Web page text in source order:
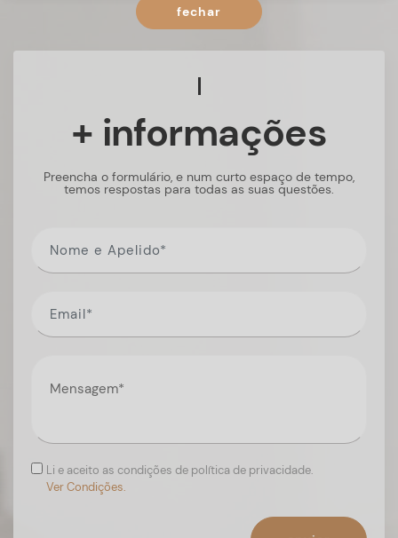
+ informações
Preencha o formulário, e num curto espaço de tempo,
temos respostas para todas as suas questões.
Li e aceito as condições de política de privacidade.
Ver Condições.
fechar